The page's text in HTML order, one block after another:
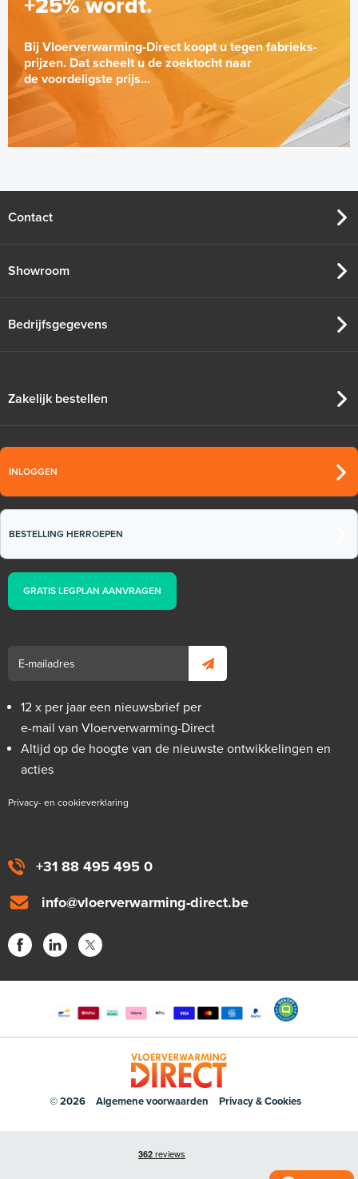
+25% wordt.
Bij Vloerverwarming-Direct koopt u tegen fabrieks-
prijzen. Dat scheelt u de zoektocht naar
de voordeligste prijs...
+31 88 495 495 0
info@vloerverwarming-direct.be
Contact
Showroom
Bedrijfsgegevens
Zakelijk bestellen
INLOGGEN
BESTELLING HERROEPEN
GRATIS LEGPLAN AANVRAGEN
12 x per jaar een nieuwsbrief per
e-mail van Vloerverwarming-Direct
Altijd op de hoogte van de nieuwste ontwikkelingen en
acties
Privacy- en cookieverklaring
© 2026 Algemene voorwaarden Privacy & Cookies